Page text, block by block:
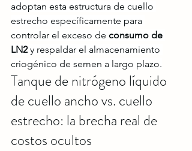
adoptan esta estructura de cuello
estrecho específicamente para
controlar el exceso de consumo de
LN2 y respaldar el almacenamiento
criogénico de semen a largo plazo.
Tanque de nitrógeno líquido
de cuello ancho vs. cuello
estrecho: la brecha real de
costos ocultos